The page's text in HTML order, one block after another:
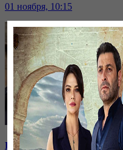
01 ноября, 10:15
Бастық боламын | 14 серия